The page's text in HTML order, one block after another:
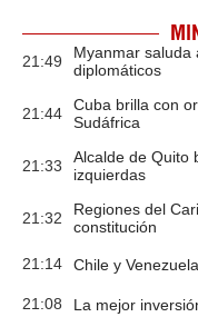
21:49
Myanmar saluda
diplomáticos
21:44
Cuba brilla con
Sudáfrica
21:33
Alcalde de Quito
izquierdas
21:32
Regiones del
constitución
21:14 Chile y
21:08 La mejor